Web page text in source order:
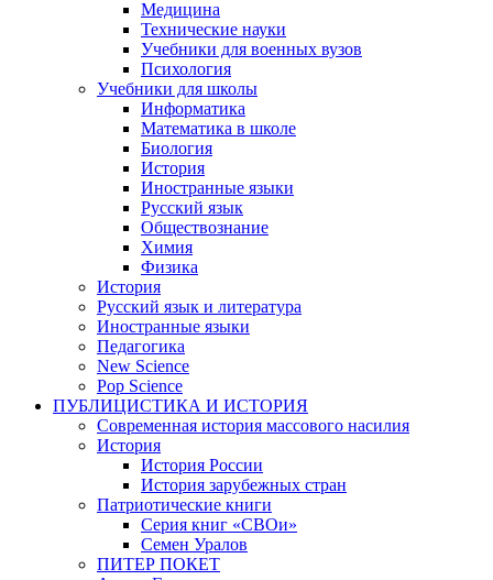
Медицина
Технические науки
Учебники для военных вузов
Психология
Учебники для школы
Информатика
Математика в школе
Биология
История
Иностранные языки
Русский язык
Обществознание
Химия
Физика
История
Русский язык и литература
Иностранные языки
Педагогика
New Science
Pop Science
ПУБЛИЦИСТИКА И ИСТОРИЯ
Современная история массового насилия
История
История России
История зарубежных стран
Патриотические книги
Серия книг «СВОи»
Семен Уралов
ПИТЕР ПОКЕТ